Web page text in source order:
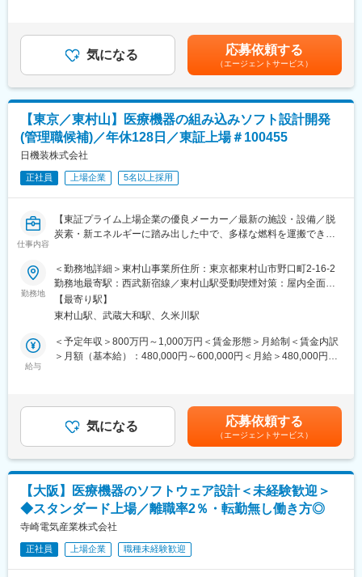
■配属部署
光学・電気・ソフトエンジニアが在籍する開発部門に配属。
少数精鋭組織のため裁量が大きく、上流から関われる環境です。
■キャリアパス
5年後：プロジェクト主担当
10年後：複数プロジェクト管理／技術責任者
15年後：事業責任者／全社開発統括
santec Holdings株式会社からsantec OIS株式会社への在籍出向事
■企業の特徴
バル展開しています。医療機器市場は年平均8～10％で成長して
おり、高齢化社会の進展に伴い今後も需要拡大が見込まれる成長
領域です。
ン）
・製品開発に関わる治具製作、評価、試験業務
・製品開発に必要な規格に基づいた社内規定の改版、メンテナン
ス
・量産製品クレーム対応（顧客要望、量産後のトラブルなど）
・量産製品販売促進活動補助（展示会アテンド、顧客対応等）
・特注製品の仕様決め（インタビュー）、試作、設計業務
・組織運営に関わる雑務（清掃、その他）
※ご経験スキルに応じて別案件の打診をさせていただく場合もござ
◆使用ツール：
◆エンジニアとしてのご活躍例：
・過去ものづくりに携わっていたが直近別業界で勤務されていた
方
・マネジメントの道ではなく専門エンジニアスペシャリストとし
て活躍したいと思いご入社された方
・エンジニアのスキルをもっと磨きたい、市場価値をあげたいと
全社月平均残業時間：約20h
年休：120日程度
キャリアサポート制度充実：社内に専属のカウンセラーがおり、
定年：65歳です。その後も1年更新で契約社員としてご活躍いた
だけます。
福利厚生：配属先への勤務に伴う引っ越し費用に関しては、会社
が全額負担します。家賃補助の金額に関して、6万円（家賃＋共益
費）の物件を上限として半分を支給いたします。他にも家族手当
制度等がございます。
◆スキルアップ支援体制：
の金額であり、選考を通じて上下する可能性があります。月給(月
額)は固定手当を含めた表記です。
気になる 応募依頼する
（エージェントサービス）
【東京／東村山】医療機器の組み込みソフト設計開発
(管理職候補)／年休128日／東証上場＃100455
日機装株式会社
正社員 上場企業 5名以上採用
仕事内容
【東証プライム上場企業の優良メーカー／最新の施設・設備／脱
炭素・新エネルギーに踏み出した中で、多様な燃料を運搬できる
拡大しており、将来性抜群です】
■業務内容：
組み込みソフトウェアのプロジェクトマネージャーとして下記業
務をお任せします。
【業務内容】
1. プロジェクト管理
営。(品質管理とプロセス改善の推進)
- リスク管理と問題解決
- システムアーキテクチャ設計や技術選定への関与。
3. コミュニケーションと調整
- 他部門（ハードウェア設計、品質保証、製造など）との連携。
4. チーム育成
- メンバーのスキルアップ支援や、必要に応じた教育プログラムの
施策。
勤務地
＜勤務地詳細＞東村山事業所住所：東京都東村山市野口町2-16-2
勤務地最寄駅：西武新宿線／東村山駅受動喫煙対策：屋内全面禁
煙変更の範囲：会社の定める事業所（リモートワーク含む）
【最寄り駅】
東村山駅、武蔵大和駅、久米川駅
給与
＜予定年収＞800万円～1,000万円＜賃金形態＞月給制＜賃金内訳
＞月額（基本給）：480,000円～600,000円＜月給＞480,000円～
上下する可能性があります。月給(月額)は固定手当を含めた表記で
す。
気になる 応募依頼する
（エージェントサービス）
【大阪】医療機器のソフトウェア設計＜未経験歓迎＞
◆スタンダード上場／離職率2％・転勤無し働き方◎
寺崎電気産業株式会社
正社員 上場企業 職種未経験歓迎